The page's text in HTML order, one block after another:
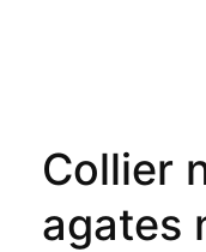
Collier
agates